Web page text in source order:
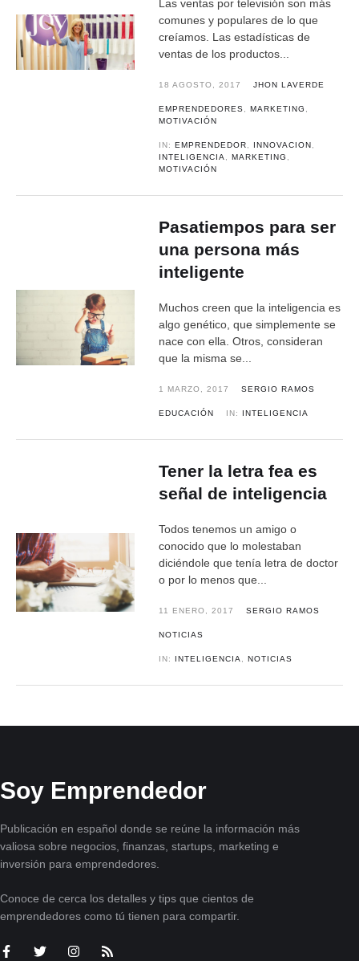
Las ventas por televisión son más
comunes y populares de lo que
creíamos. Las estadísticas de
ventas de los productos...
18 AGOSTO, 2017 JHON LAVERDE
EMPRENDEDORES ,MARKETING
MOTIVACIÓN
IN:EMPRENDEDOR INNOVACION
INTELIGENCIA
,MARKETING
MOTIVACIÓN
Pasatiempos para ser
una persona más
inteligente
Muchos creen que la inteligencia es
algo genético, que simplemente se
nace con ella. Otros, consideran
que la misma se...
1 MARZO, 2017 SERGIO RAMOS
EDUCACIÓN IN: INTELIGENCIA
Tener la letra fea es
señal de inteligencia
Todos tenemos un amigo o
conocido que lo molestaban
diciéndole que tenía letra de doctor
o por lo menos que...
11 ENERO, 2017 SERGIO RAMOS
NOTICIAS
IN: INTELIGENCIA ,NOTICIAS
Soy Emprendedor
Publicación en español donde se reúne la información más
valiosa sobre negocios, finanzas, startups, marketing e
inversión para emprendedores.
Conoce de cerca los detalles y tips que cientos de
emprendedores como tú tienen para compartir.